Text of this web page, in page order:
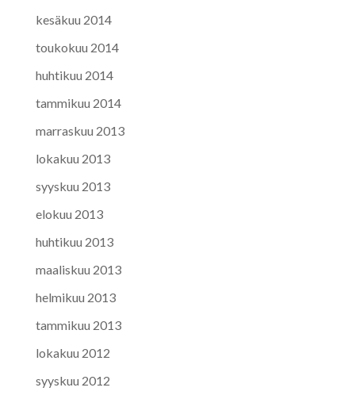
kesäkuu 2014
toukokuu 2014
huhtikuu 2014
tammikuu 2014
marraskuu 2013
lokakuu 2013
syyskuu 2013
elokuu 2013
huhtikuu 2013
maaliskuu 2013
helmikuu 2013
tammikuu 2013
lokakuu 2012
syyskuu 2012